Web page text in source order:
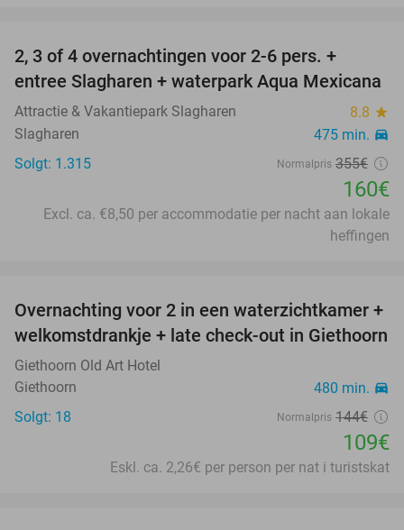
2, 3 of 4 overnachtingen voor 2-6 pers. +
entree Slagharen + waterpark Aqua Mexicana
Attractie & Vakantiepark Slagharen 8.8 star
Slagharen 475 min. directions_car
Solgt: 1.315 Normalpris 355€
160€
Excl. ca. €8,50 per accommodatie per nacht aan lokale
heffingen
24%
Overnachting voor 2 in een waterzichtkamer +
welkomstdrankje + late check-out in Giethoorn
Giethoorn Old Art Hotel
Giethoorn
480 min. directions_car
Solgt: 18 Normalpris 144€
109€
Eskl. ca. 2,26€ per person per nat i turistskat